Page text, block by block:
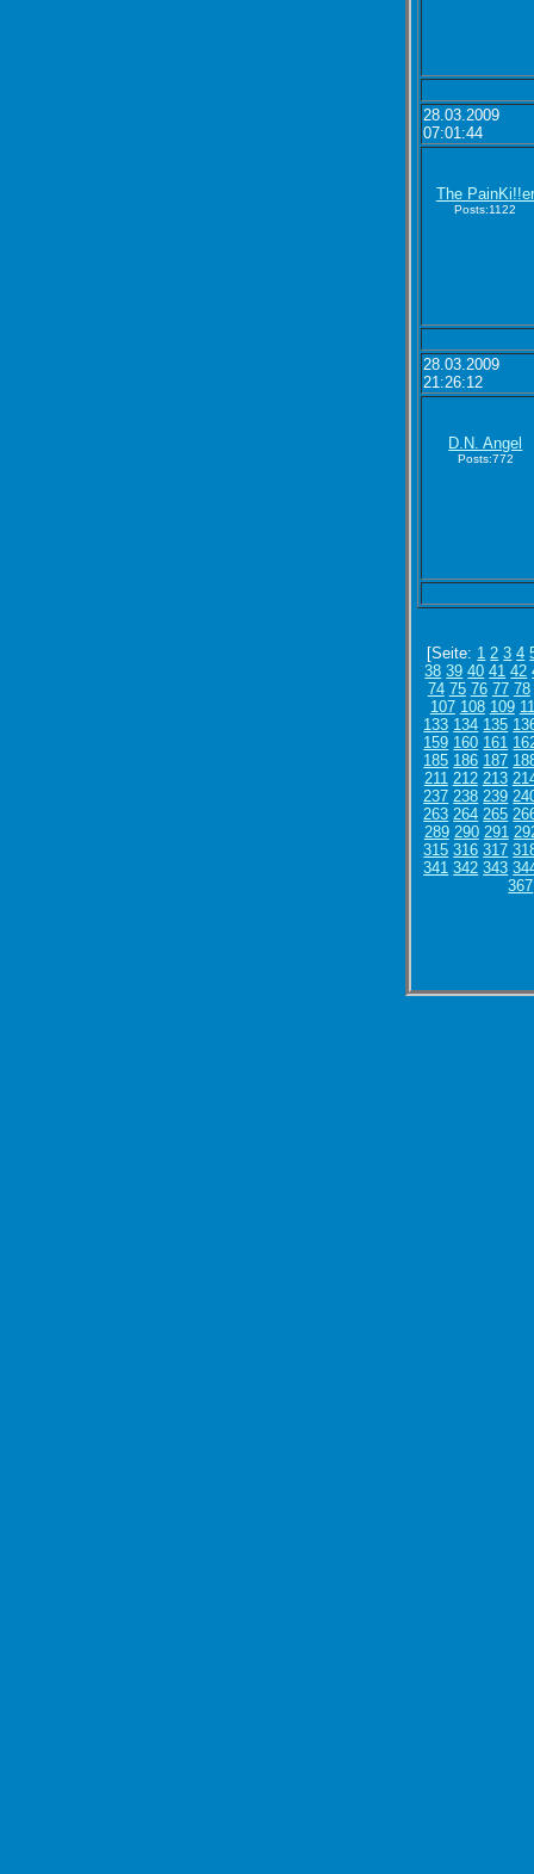
28.03.2009
07:01:44
The PainKi!!er
Posts:1122
28.03.2009
21:26:12
D.N. Angel
Posts:772
[Seite: 1 2 3 4
38 39 40 41 42
74 75 76 77 78
107 108 109
133 134 135
159 160 161
185 186 187
211 212 213
237 238 239
263 264 265
289 290 291
315 316 317
341 342 343
367